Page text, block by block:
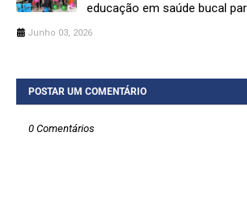
educação em saúde bucal
Junho 03, 2026
POSTAR UM COMENTÁRIO
0 Comentários